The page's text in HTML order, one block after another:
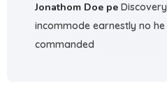
Jonathom Doe pe Discovery
incommode earnestly no he
commanded